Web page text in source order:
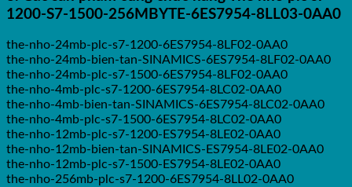
1200-S7-1500-256MBYTE-6ES7954-8LL03-0AA0
the-nho-24mb-plc-s7-1200-6ES7954-8LF02-0AA0
the-nho-24mb-bien-tan-SINAMICS-6ES7954-8LF02-0AA0
the-nho-24mb-plc-s7-1500-6ES7954-8LF02-0AA0
the-nho-4mb-plc-s7-1200-6ES7954-8LC02-0AA0
the-nho-4mb-bien-tan-SINAMICS-6ES7954-8LC02-0AA0
the-nho-4mb-plc-s7-1500-6ES7954-8LC02-0AA0
the-nho-12mb-plc-s7-1200-ES7954-8LE02-0AA0
the-nho-12mb-bien-tan-SINAMICS-ES7954-8LE02-0AA0
the-nho-12mb-plc-s7-1500-ES7954-8LE02-0AA0
the-nho-256mb-plc-s7-1200-6ES7954-8LL02-0AA0